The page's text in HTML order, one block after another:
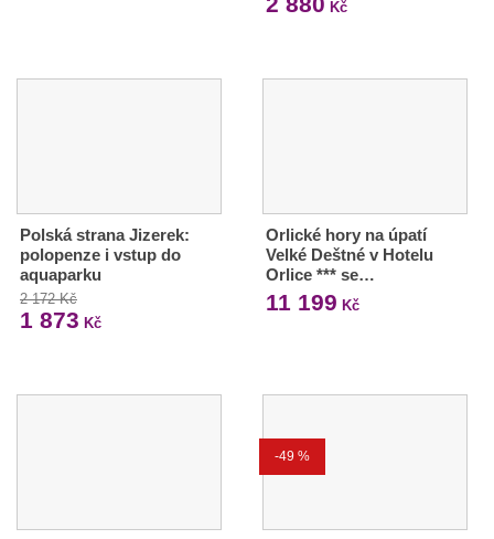
Kč
Polská strana Jizerek:
polopenze i vstup do
aquaparku
2 172 Kč
1 873 Kč
Orlické hory na úpatí
Velké Deštné v Hotelu
Orlice *** se…
11 199 Kč
-49 %